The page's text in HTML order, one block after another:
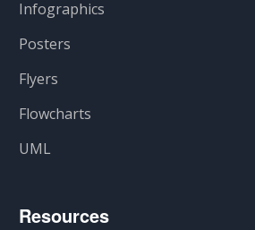
Infographics
Posters
Flyers
Flowcharts
UML
Resources